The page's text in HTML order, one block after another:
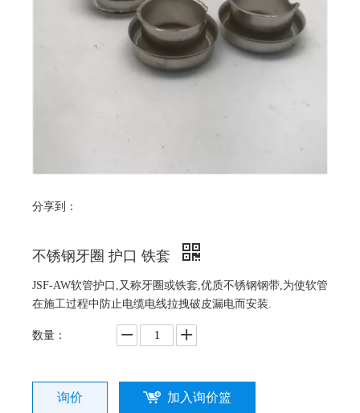
分享到：
不锈钢牙圈 护口 铁套
JSF-AW软管护口,又称牙圈或铁套,优质不锈钢钢带,为使软管
在施工过程中防止电缆电线拉拽破皮漏电而安装.
数量：
询价 加入询价篮